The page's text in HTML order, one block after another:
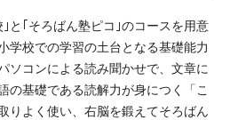
と｢そろばん塾ピコ｣のコースを用意
学校での学習の土台となる基礎能力
ソコンによる読み聞かせで、文章に
の基礎である読解力が身につく「こ
りよく使い、右脳を鍛えてそろばん